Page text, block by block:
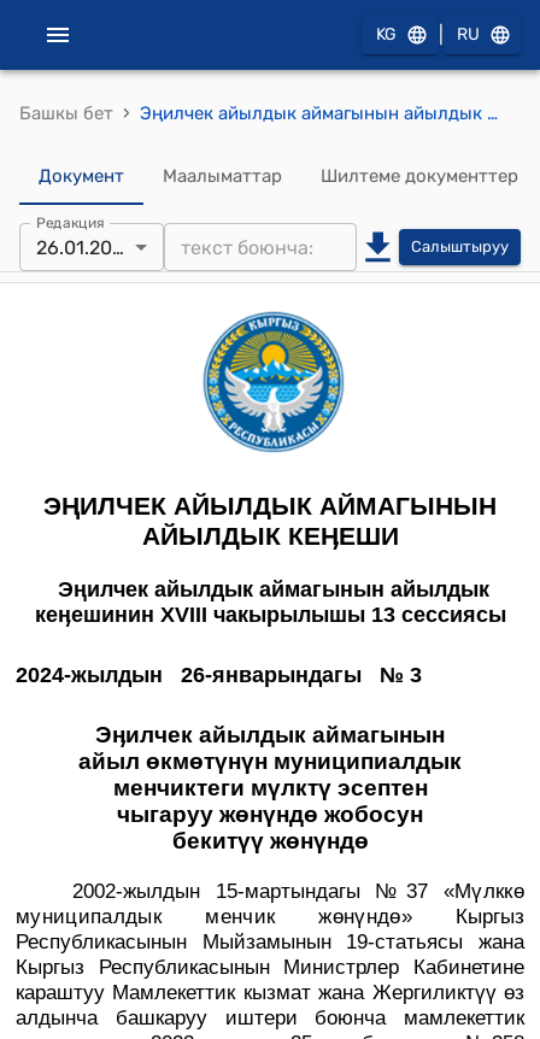
KG RU
Башкы бет › Эңилчек айылдык аймагынын айылдык кеӊешинин XVIII чакырылышынын 13 сессиясынын 2024-жылдын 26-январындагы № 3 "Эӊилчек айылдык аймагынын айыл өкмөтүнүн муниципиалдык менчиктеги мүлктү эсептен чыгаруу жөнүндө жобосун бекитүү жөнүндө" токтому
Документ Маалыматтар Шилтеме документтер
Редакция
26.01.2024 Салыштыруу